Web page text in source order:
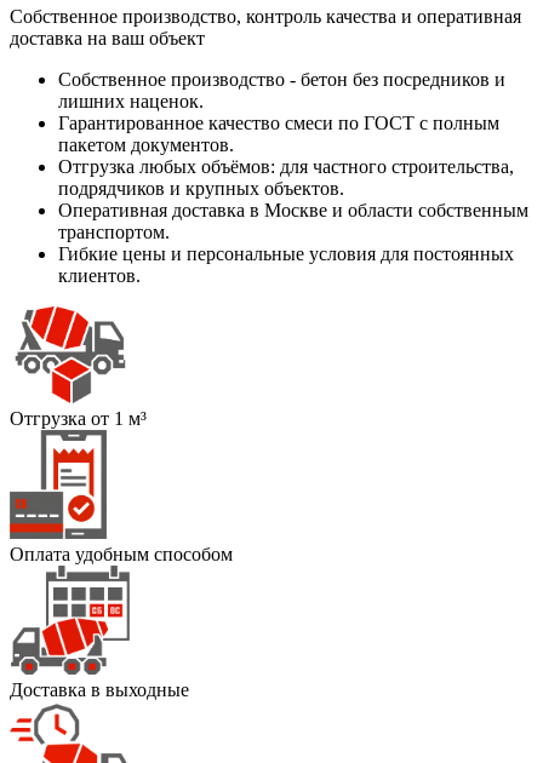
Собственное производство, контроль качества и оперативная
доставка на ваш объект
Собственное производство - бетон без посредников и
лишних наценок.
Гарантированное качество смеси по ГОСТ с полным
пакетом документов.
Отгрузка любых объёмов: для частного строительства,
подрядчиков и крупных объектов.
Оперативная доставка в Москве и области собственным
транспортом.
Гибкие цены и персональные условия для постоянных
клиентов.
Отгрузка от 1 м³
Оплата удобным способом
Доставка в выходные